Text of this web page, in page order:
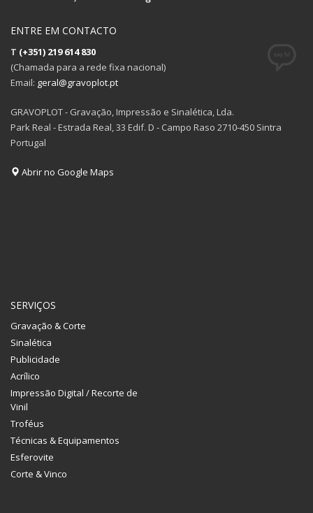
ENTRE EM CONTACTO
T (+351) 219 614 830
(Chamada para a rede fixa nacional)
Email: geral@gravoplot.pt
GRAVOPLOT - Gravação, Impressão e Sinalética, Lda.
Park Real - Estrada Real, 33 Edif. D - Campo Raso 2710-450 Sintra
Portugal
Abrir no Google Maps
SERVIÇOS
Gravação & Corte
Sinalética
Publicidade
Acrílico
Impressão Digital / Recorte de
Vinil
Troféus
Técnicas & Equipamentos
Esferovite
Corte & Vinco